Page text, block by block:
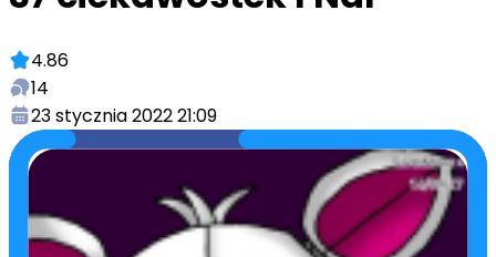
4.86
14
23 stycznia 2022 21:09